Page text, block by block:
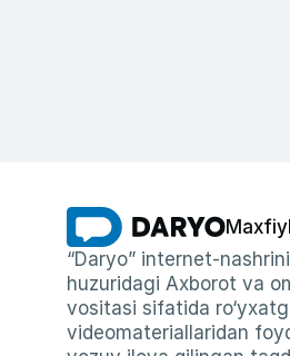
“Daryo” internet-
huzuridagi Axborot va
vositasi sifatida
videomateriallaridan